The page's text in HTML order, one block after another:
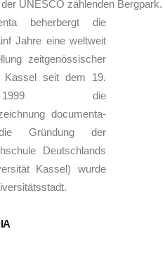
UNESCO zählenden Bergpark.
beherbergt die
Jahre eine weltweit
zeitgenössischer
Kassel seit dem 19.
die
documenta-
Gründung der
Deutschlands
Kassel) wurde